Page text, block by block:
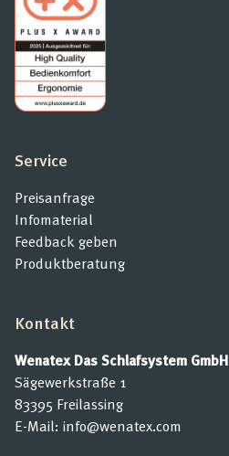
Service
Preisanfrage
Infomaterial
Feedback geben
Produktberatung
Kontakt
Wenatex Das Schlafsystem GmbH
Sägewerkstraße 1
83395 Freilassing
E-Mail: info@wenatex.com